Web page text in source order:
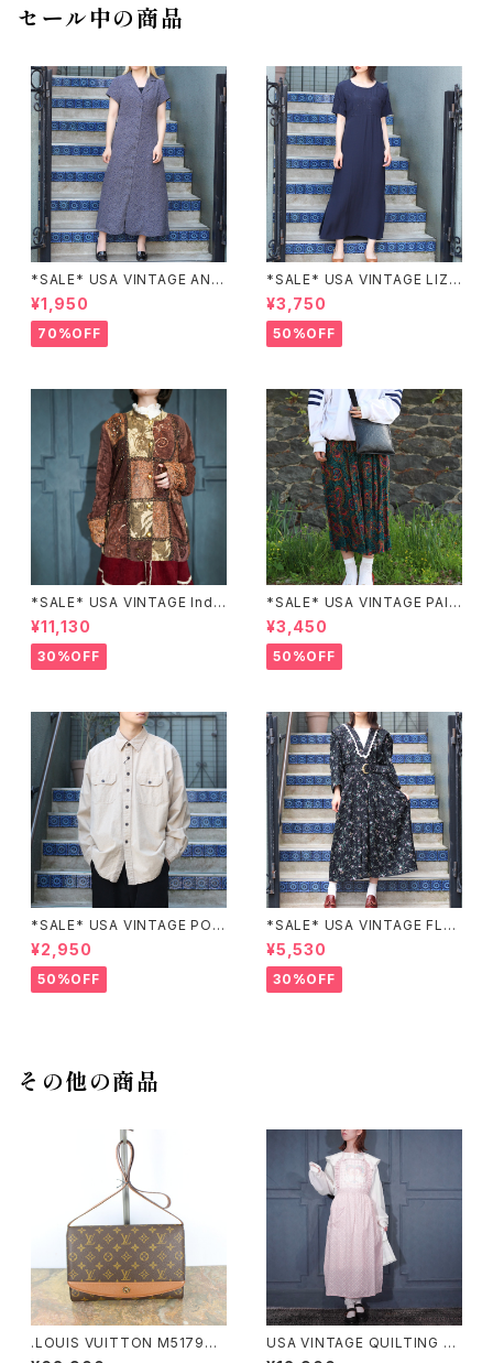
セール中の商品
*SALE* USA VINTAGE ANN
EX HALF SLEEVE FLOWER
PATTERNED ONE PIECE/ア
メリカ古着半袖花柄ワンピース
¥1,950
70%OFF
*SALE* USA VINTAGE LIZ c
laiborne EMBROIDERY DES
IGN NAVY ONE PIECE/アメリ
カ古着刺繍デザインネイビーワ
ンピース
¥3,750
50%OFF
*SALE* USA VINTAGE Indi
go moon PATCHWORK EM
BROIDERY DESIGN JACKE
T/アメリカ古着パッチワーク刺
繍ジャケット
¥11,130
30%OFF
*SALE* USA VINTAGE PAIS
LEY PATTERNED DESIGN S
KIRT/アメリカ古着ペイズリー
柄デザインスカート
¥3,450
50%OFF
*SALE* USA VINTAGE POC
KET DESIGN SHIRT/アメリカ
古着ポケットデザインシャツ
¥2,950
50%OFF
*SALE* USA VINTAGE FLO
WER PATTERNED LACE CO
LLAR BELTED ONE PIECE/
アメリカ古着花柄レース襟ベル
テッドワンピース
¥5,530
30%OFF
その他の商品
.LOUIS VUITTON M51798
MI1906 MONOGRAM PATT
USA VINTAGE QUILTING FR
ILL DUCK DESIGN APRON